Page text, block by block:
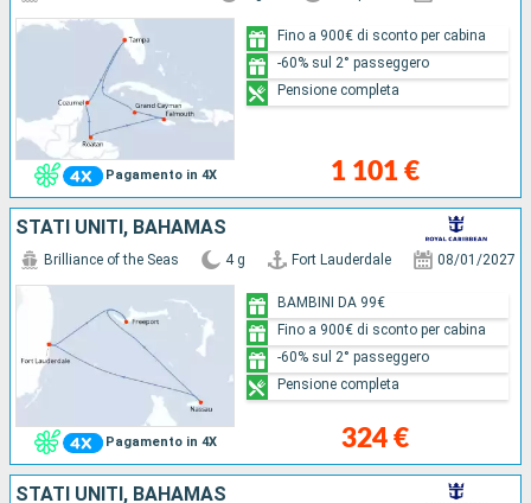
Pagamento in 4X 1 101 €
Fino a 900€ di sconto per cabina
-60% sul 2° passeggero
Pensione completa
STATI UNITI, BAHAMAS
Pagamento in 4X
Brilliance of the Seas 4 g Fort Lauderdale 08/01/2027
324 €
BAMBINI DA 99€
Fino a 900€ di sconto per cabina
-60% sul 2° passeggero
Pensione completa
STATI UNITI, BAHAMAS